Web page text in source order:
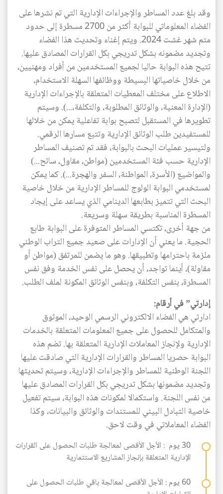
وقد بلغ عدد المساطر والإجراءات الإدارية التي تم نشرها على
الفضاء المعلوماتي للبوابة أكثر من 2700 مسطرة إلى حدود
متم شهر غشت 2024. ويتم إغناء وتحديث هذا الفضاء
وتجديد مضمونه بشكل تدريجي بكل القرارات المصادق عليها.
تتيح هذه البوابة حاليا لجميع المستخدمين من أفراد ومهنيين،
من خلال خاصياتها البسيطة ووظائفها السهلة الاستخدام،
الاطلاع على مختلف المعطيات المتعلقة بالإجراءات الإدارية
(الإدارة المعنية، والوثائق المطلوبة، والتكلفة،...). وسيتم
تطويرها في المستقبل لتصبح بوابة تفاعلية يمكن من خلالها
للمستفيدين طلب الوثائق الإدارية وتتبع مسارها الرقمي.
ولتيسير عمليات البحث بالبوابة، فقد تم تصنيف المساطر
الإدارية حسب فئة المستخدمين (مواطن، مقاول، سائح...)
والمواضيع (الأسرة، المواطنة، السفر والهجرة...). كما يمكن
لمستخدمي البوابة الولوج للمساطر الإدارية من خلال خاصية
البحث التي تتميز بطابعها الدينامي الذي يساعد على إيجاد
المسطرة المناسبة بطريقة سهلة وسريعة.
من جهة أخرى، تكتسي المساطر المتوفرة على البوابة طابع
الحجية. ما يعني أن الإدارات على صعيد جميع التراب الوطني
ملزمة باحترامها وتطبيقها. وهو ما يضمن للمرتفق (مواطن أو
مقاولة)، أينما تواجد، أن يحصل على نفس الخدمة وفق نفس
المسطرة، بنفس التكلفة، وبنفس الوثائق المكونة لملف الطلب.
إدارتي” في أرقام:
ادارتي هي الفضاء الالكتروني الرسمي الوحيد، الموثوق
والمتكامل للحصول على جميع المعلومات المتعلقة بالخدمات
الإدارية ولإنجاز المعاملات الإدارية المتعلقة بها. تضم هذه
البوابة حصريا المساطر والقرارات الإدارية التي صادقت عليها
اللجنة الوطنية للمساطر والإجراءات الإدارية، وسيتم تحديثها
وتجديد مضمونها بشكل تدريجي بكل القرارات المصادق عليها
من نفس اللجنة. واستكمالا لمكونات هذه البوابة، سيتم تفعيل
خاصية التبادل البيني للمستندات والوثائق والبيانات، وكذا
الفضاء المعاملاتي في وقت لاحق.
30 يوم : الأجل الأقصى لمعالجة طلبات الحصول على القرارات
الإدارية المتعلقة بإنجاز المشاريع الاستثمارية
60 يوم : الأجل الأقصى لمعالجة باقي طلبات الحصول على